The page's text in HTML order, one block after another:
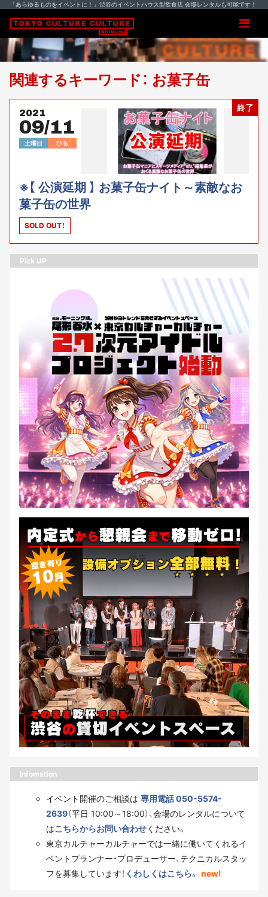
「あらゆるものをイベントに！」渋谷のイベントハウス型飲食店 会場レンタルも可能です！
関連するキーワード： お菓子缶
終了
2021
09/11
土曜日 ひる
※【 公演延期 】 お菓子缶ナイト～素敵なお
菓子缶の世界
SOLD OUT！
Pick UP
Infomation
イベント開催のご相談は 専用電話 050-5574-
2639（平日 10:00～18:00）、会場のレンタルについて
はこちらからお問い合わせください。
東京カルチャーカルチャーでは一緒に働いてくれるイ
ベントプランナー・プロデューサー、テクニカルスタッ
フを募集しています！ くわしくはこちら。 new!